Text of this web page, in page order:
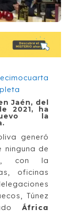
Jaén, del
2021, ha
la
generó
ninguna de
con la
oficinas
Túnez
África